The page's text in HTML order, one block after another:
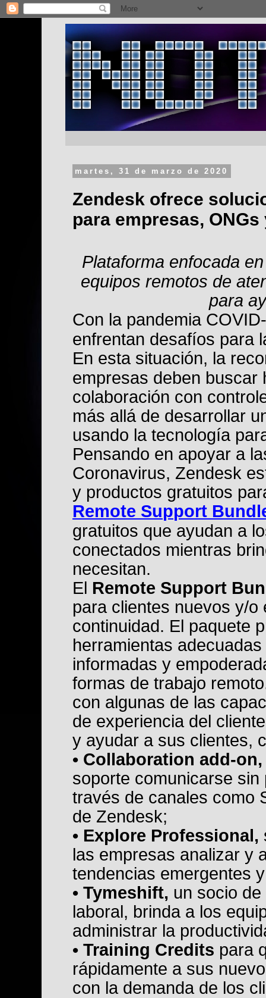
martes, 31 de marzo de 2020
Zendesk ofrece
para empresas,
Plataforma enfocada
equipos remotos de
para
Con la pandemia
enfrentan desafíos para
En esta situación, la
empresas deben buscar
colaboración con
más allá de desarrollar
usando la tecnología
Pensando en apoyar a
Coronavirus, Zendesk
y productos gratuitos
Remote Support Bundl
gratuitos que ayudan a
conectados mientras
necesitan.
El Remote Support
para clientes nuevos y/
continuidad. El paquete
herramientas
informadas y
formas de trabajo
con algunas de las
de experiencia del
y ayudar a sus clientes,
• Collaboration add-on,
soporte comunicarse
través de canales como
de Zendesk;
• Explore Professional,
las empresas analizar y
tendencias emergentes
• Tymeshift, un socio
laboral, brinda a los
administrar la
• Training Credits para
rápidamente a sus
con la demanda de los